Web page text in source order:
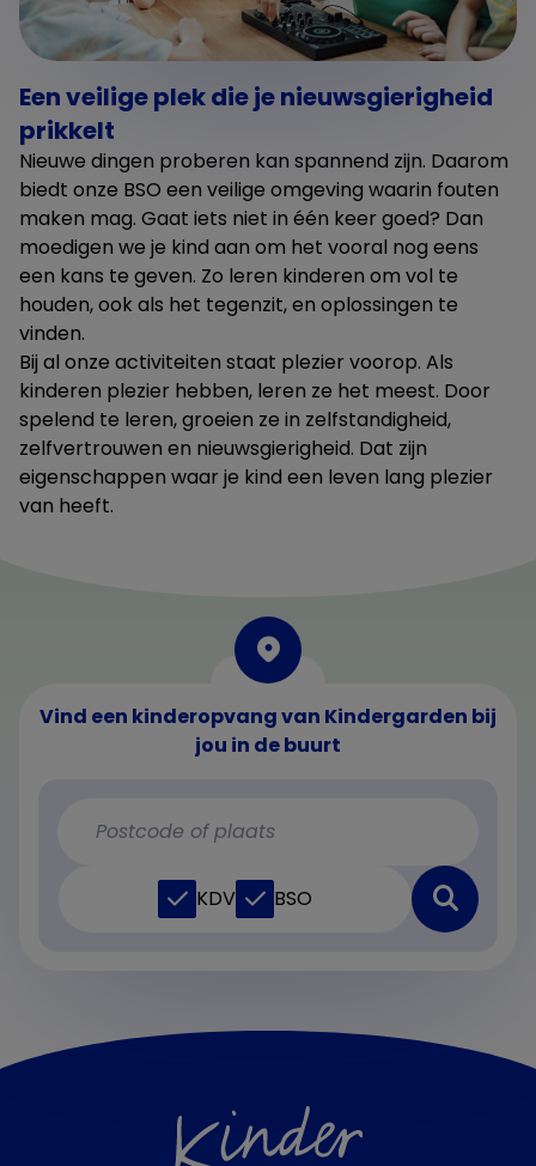
Een veilige plek die je nieuwsgierigheid
prikkelt
Nieuwe dingen proberen kan spannend zijn. Daarom
biedt onze BSO een veilige omgeving waarin fouten
maken mag. Gaat iets niet in één keer goed? Dan
moedigen we je kind aan om het vooral nog eens
een kans te geven. Zo leren kinderen om vol te
houden, ook als het tegenzit, en oplossingen te
vinden.
Bij al onze activiteiten staat plezier voorop. Als
kinderen plezier hebben, leren ze het meest. Door
spelend te leren, groeien ze in zelfstandigheid,
zelfvertrouwen en nieuwsgierigheid. Dat zijn
eigenschappen waar je kind een leven lang plezier
van heeft.
Vind een kinderopvang van Kindergarden bij
jou in de buurt
KDV BSO